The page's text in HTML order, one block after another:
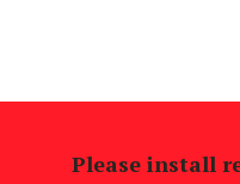
Please install